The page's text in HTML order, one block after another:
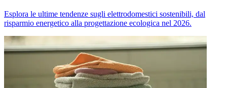
Esplora le ultime tendenze sugli elettrodomestici sostenibili, dal
risparmio energetico alla progettazione ecologica nel 2026.